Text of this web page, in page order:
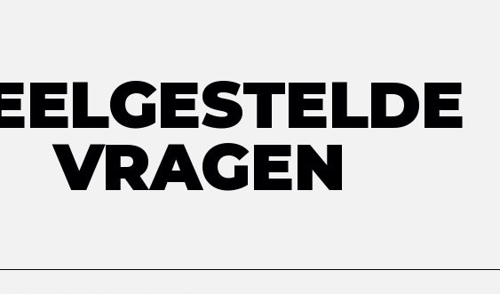
VRAGEN